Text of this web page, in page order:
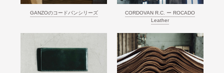
GANZOのコードバンシリーズ
CORDOVAN R.C. ー ROCADO
Leather